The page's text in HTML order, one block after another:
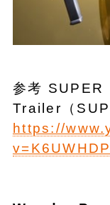
参考
Trailer（
https://